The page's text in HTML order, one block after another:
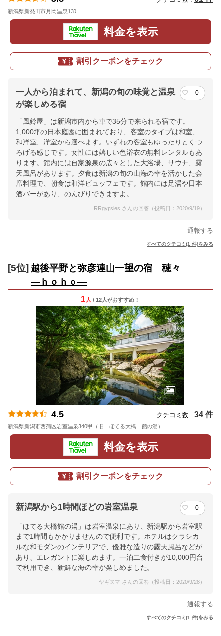
新潟県新発田市月岡温泉130
料金を表示
割引クーポンをチェック
一人から泊まれて、新潟の旬の味覚と温泉
が楽しめる宿
0
「風鈴屋」は新潟市内から車で35分で来られる宿です。
1,000坪の日本庭園に囲まれており、客室のタイプは和室、
和洋室、洋室から選べます。いずれの客室もゆったりとくつ
ろげる感じです。女性には嬉しい色浴衣の無料レンタルもあ
ります。館内には自家源泉の広々とした大浴場、サウナ、露
天風呂があります。夕食は新潟の旬の山海の幸を活かした会
席料理で、朝食は和洋ビュッフェです。館内には足湯や日本
酒バーがあり、のんびりできますよ。
RRgypsies さんの回答（投稿日：2020/9/19）
通報する
すべてのクチコミ(1 件)をみる
[5位] 越後平野と弥彦連山一望の宿 穂々
―ｈｏｈｏ―
1 人 / 12人がおすすめ！
4.5 クチコミ数 : 34 件
新潟県新潟市西蒲区岩室温泉340甲（旧 ほてる大橋 館の湯）
料金を表示
割引クーポンをチェック
新潟駅から1時間ほどの岩室温泉 0
「ほてる大橋館の湯」は岩室温泉にあり、新潟駅から岩室駅
まで1時間もかかりませんので便利です。ホテルはクラシカ
ルな和モダンのインテリアで、優雅な造りの露天風呂などが
あり、エレガントに楽しめます。一泊二食付きが10,000円台
で利用でき、新鮮な海の幸が楽しめました。
ヤギヌマ さんの回答（投稿日：2020/9/28）
通報する
すべてのクチコミ(1 件)をみる